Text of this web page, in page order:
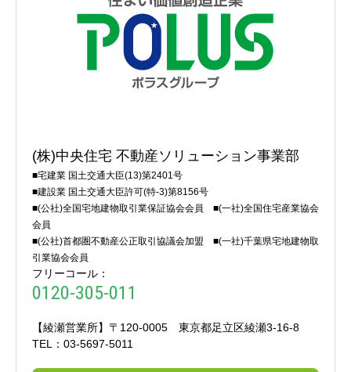
(株)中央住宅 不動産ソリューション事業部
■宅建業 国土交通大臣(13)第2401号
■建設業 国土交通大臣許可(特-3)第8156号
■(公社)全国宅地建物取引業保証協会会員 ■(一社)全国住宅産業協会
会員
■(公社)首都圏不動産公正取引協議会加盟 ■(一社)千葉県宅地建物取
引業協会会員
フリーコール：
0120-305-011
【綾瀬営業所】〒120-0005 東京都足立区綾瀬3-16-8
TEL：03-5697-5011